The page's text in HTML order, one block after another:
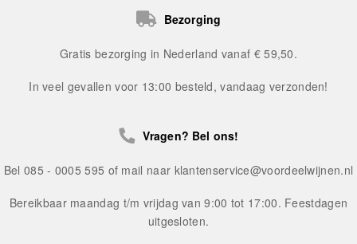
Bezorging
Gratis bezorging in Nederland vanaf € 59,50.
In veel gevallen voor 13:00 besteld, vandaag verzonden!
Vragen? Bel ons!
Bel 085 - 0005 595 of mail naar klantenservice@voordeelwijnen.nl
Bereikbaar maandag t/m vrijdag van 9:00 tot 17:00. Feestdagen
uitgesloten.